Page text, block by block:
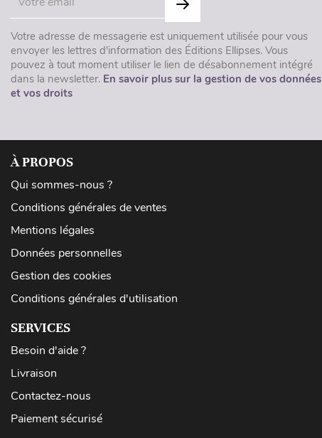
Votre adresse de messagerie est uniquement utilisée pour vous
envoyer les lettres d'information des Éditions Ellipses. Vous
pouvez à tout moment utiliser le lien de désabonnement intégré
dans la newsletter. En savoir plus sur la gestion de vos données
et vos droits
À PROPOS
Qui sommes-nous ?
Conditions générales de ventes
Mentions légales
Données personnelles
Gestion des cookies
Conditions générales d'utilisation
SERVICES
Besoin d'aide ?
Livraison
Contactez-nous
Paiement sécurisé